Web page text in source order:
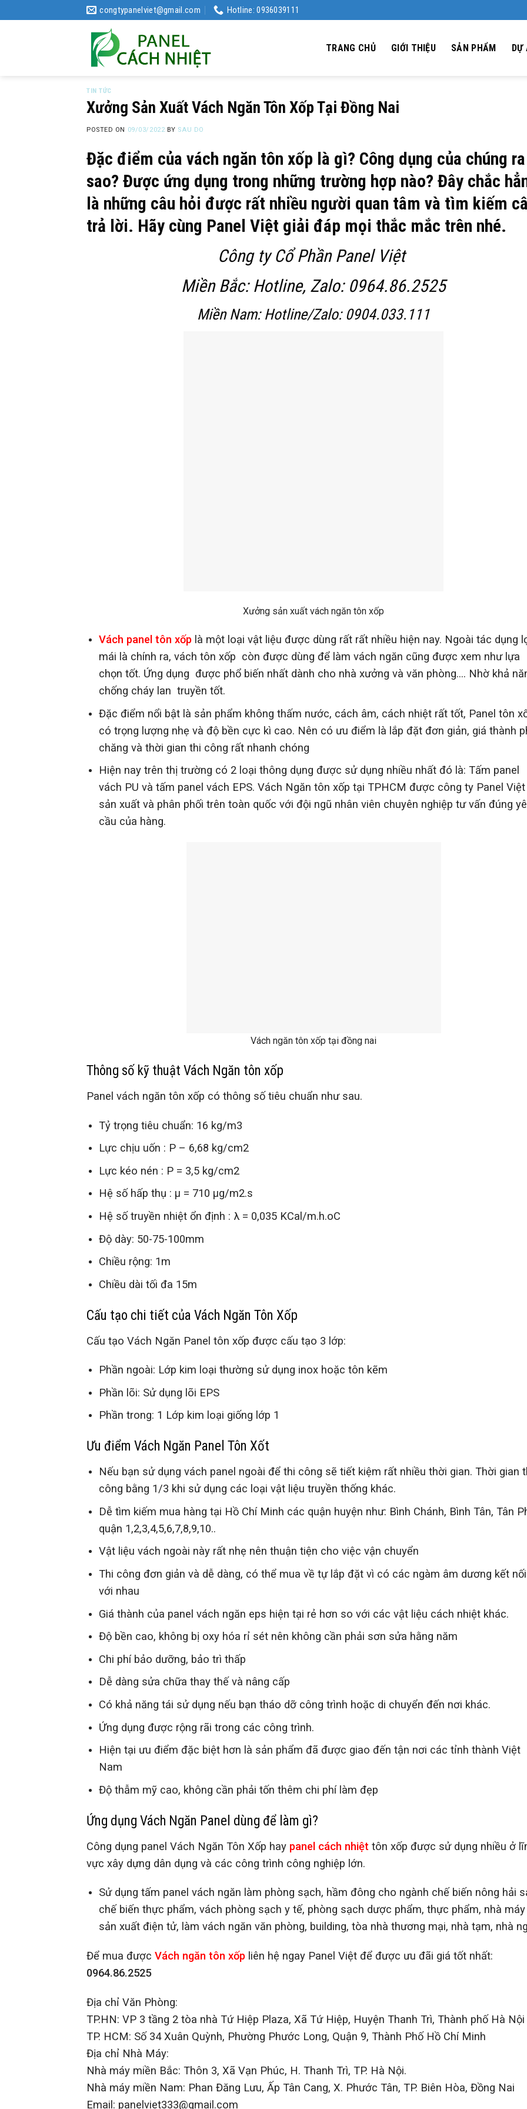
to
congtypanelviet@gmail.com Hotline: 0936039111
TRANG CHỦ GIỚI THIỆU SẢN PHẨM DỰ
TIN TỨC
Xưởng Sản Xuất Vách Ngăn Tôn Xốp Tại Đồng Nai
POSTED ON 09/03/2022 BY SAU DO
Đặc điểm của vách ngăn tôn xốp là gì? Công dụng của chúng ra
sao? Được ứng dụng trong những trường hợp nào? Đây chắc
là những câu hỏi được rất nhiều người quan tâm và tìm kiếm
trả lời. Hãy cùng Panel Việt giải đáp mọi thắc mắc trên nhé.
Công ty Cổ Phần Panel Việt
Miền Bắc: Hotline, Zalo: 0964.86.2525
Miền Nam: Hotline/Zalo: 0904.033.111
Xưởng sản xuất vách ngăn tôn xốp
Vách panel tôn xốplà một loại vật liệu được dùng rất rất nhiều hiện nay. Ngoài tác dụng
mái là chính ra, vách tôn xốp còn được dùng để làm vách ngăn cũng được xem như lựa
chọn tốt. Ứng dụng được phổ biến nhất dành cho nhà xưởng và văn phòng…. Nhờ khả
chống cháy lan truyền tốt.
Đặc điểm nổi bật là sản phẩm không thấm nước, cách âm, cách nhiệt rất tốt, Panel tôn
có trọng lượng nhẹ và độ bền cực kì cao. Nên có ưu điểm là lắp đặt đơn giản, giá thành
chăng và thời gian thi công rất nhanh chóng
Hiện nay trên thị trường có 2 loại thông dụng được sử dụng nhiều nhất đó là: Tấm panel
vách PU và tấm panel vách EPS. Vách Ngăn tôn xốp tại TPHCM được công ty Panel Việt
sản xuất và phân phối trên toàn quốc với đội ngũ nhân viên chuyên nghiệp tư vấn đúng
cầu của hàng.
Vách ngăn tôn xốp tại đồng nai
Thông số kỹ thuật Vách Ngăn tôn xốp
Panel vách ngăn tôn xốp có thông số tiêu chuẩn như sau.
Tỷ trọng tiêu chuẩn: 16 kg/m3
Lực chịu uốn : P – 6,68 kg/cm2
Lực kéo nén : P = 3,5 kg/cm2
Hệ số hấp thụ : μ = 710 μg/m2.s
Hệ số truyền nhiệt ổn định : λ = 0,035 KCal/m.h.oC
Độ dày: 50-75-100mm
Chiều rộng: 1m
Chiều dài tối đa 15m
Cấu tạo chi tiết của Vách Ngăn Tôn Xốp
Cấu tạo Vách Ngăn Panel tôn xốp được cấu tạo 3 lớp:
Phần ngoài: Lớp kim loại thường sử dụng inox hoặc tôn kẽm
Phần lõi: Sử dụng lõi EPS
Phần trong: 1 Lớp kim loại giống lớp 1
Ưu điểm Vách Ngăn Panel Tôn Xốt
Nếu bạn sử dụng vách panel ngoài để thi công sẽ tiết kiệm rất nhiều thời gian. Thời gian
công bằng 1/3 khi sử dụng các loại vật liệu truyền thống khác.
Dễ tìm kiếm mua hàng tại Hồ Chí Minh các quận huyện như: Bình Chánh, Bình Tân, Tân
quận 1,2,3,4,5,6,7,8,9,10..
Vật liệu vách ngoài này rất nhẹ nên thuận tiện cho việc vận chuyển
Thi công đơn giản và dễ dàng, có thể mua về tự lắp đặt vì có các ngàm âm dương kết nối
với nhau
Giá thành của panel vách ngăn eps hiện tại rẻ hơn so với các vật liệu cách nhiệt khác.
Độ bền cao, không bị oxy hóa rỉ sét nên không cần phải sơn sửa hằng năm
Chi phí bảo dưỡng, bảo trì thấp
Dễ dàng sửa chữa thay thế và nâng cấp
Có khả năng tái sử dụng nếu bạn tháo dỡ công trình hoặc di chuyển đến nơi khác.
Ứng dụng được rộng rãi trong các công trình.
Hiện tại ưu điểm đặc biệt hơn là sản phẩm đã được giao đến tận nơi các tỉnh thành Việt
Nam
Độ thẫm mỹ cao, không cần phải tốn thêm chi phí làm đẹp
Ứng dụng Vách Ngăn Panel dùng để làm gì?
Công dụng panel Vách Ngăn Tôn Xốp hay panel cách nhiệt tôn xốp được sử dụng nhiều ở
vực xây dựng dân dụng và các công trình công nghiệp lớn.
Sử dụng tấm panel vách ngăn làm phòng sạch, hầm đông cho ngành chế biến nông hải
chế biến thực phẩm, vách phòng sạch y tế, phòng sạch dược phẩm, thực phẩm, nhà máy
sản xuất điện tử, làm vách ngăn văn phòng, building, tòa nhà thương mại, nhà tạm, nhà
Để mua được Vách ngăn tôn xốp liên hệ ngay Panel Việt để được ưu đãi giá tốt nhất:
0964.86.2525
Địa chỉ Văn Phòng:
TP.HN: VP 3 tầng 2 tòa nhà Tứ Hiệp Plaza, Xã Tứ Hiệp, Huyện Thanh Trì, Thành phố Hà Nội
TP. HCM: Số 34 Xuân Quỳnh, Phường Phước Long, Quận 9, Thành Phố Hồ Chí Minh
Địa chỉ Nhà Máy:
Nhà máy miền Bắc: Thôn 3, Xã Vạn Phúc, H. Thanh Trì, TP. Hà Nội.
Nhà máy miền Nam: Phan Đăng Lưu, Ấp Tân Cang, X. Phước Tân, TP. Biên Hòa, Đồng Nai
Email: panelviet333@gmail.com